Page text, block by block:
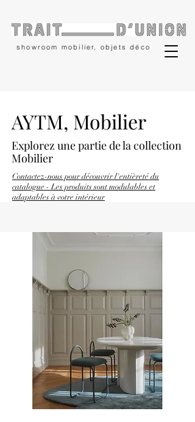
showroom mobilier, objets déco
AYTM, Mobilier
Explorez une partiede la collection
Mobilier
Contactez-nous pour découvrir l'entièreté du
catalogue - Les produits sont modulables et
adaptables à votre intérieur